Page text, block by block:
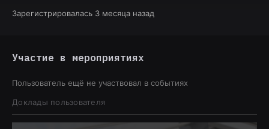
Зарегистрировалась 3 месяца назад
Участие в мероприятиях
Пользователь ещё не участвовал в событиях
Доклады пользователя